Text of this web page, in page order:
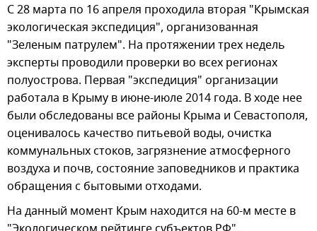
С 28 марта по 16 апреля проходила вторая "Крымская
экологическая экспедиция", организованная
"Зеленым патрулем". На протяжении трех недель
эксперты проводили проверки во всех регионах
полуострова. Первая "экспедиция" организации
работала в Крыму в июне-июле 2014 года. В ходе нее
были обследованы все районы Крыма и Севастополя,
оценивалось качество питьевой воды, очистка
коммунальных стоков, загрязнение атмосферного
воздуха и почв, состояние заповедников и практика
обращения с бытовыми отходами.
На данный момент Крым находится на 60-м месте в